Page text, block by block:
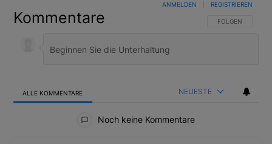
Kommentare FOLGE DIESER
FOLGEN
ANMELDEN REGISTRIEREN
ALLE KOMMENTARE NEUESTE
Noch keine Kommentare